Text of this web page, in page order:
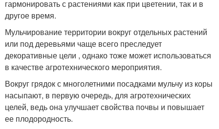
гармонировать с растениями как при цветении, так и в
другое время.
Мульчирование территории вокруг отдельных растений
или под деревьями чаще всего преследует
декоративные цели , однако тоже может использоваться
в качестве агротехнического мероприятия.
Вокруг грядок с многолетними посадками мульчу из коры
насыпают, в первую очередь, для агротехнических
целей, ведь она улучшает свойства почвы и повышает
ее плодородность.